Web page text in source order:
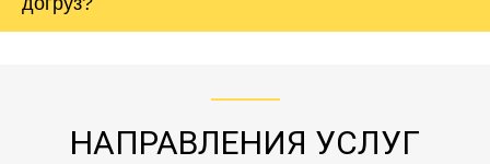
коробками и обмотать стрейч пленкой.
груза. Мы сотрудничаем по услугам страховки
заканчивая выгрузкой в пункте получателя.
НАПРАВЛЕНИЯ УСЛУГ